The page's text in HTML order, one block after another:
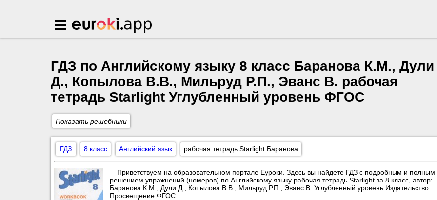
Euroki.app
ГДЗ по Английскому языку 8 класс Баранова К.М., Дули
Д., Копылова В.В., Мильруд Р.П., Эванс В. рабочая
тетрадь Starlight Углубленный уровень ФГОС
Показать решебники
ГДЗ 8 класс Английский язык рабочая тетрадь Starlight Баранова
Приветствуем на образовательном портале Еуроки. Здесь вы найдете ГДЗ с подробным и полным
решением упражнений (номеров) по Английскому языку рабочая тетрадь Starlight за 8 класс, автор:
Баранова К.М., Дули Д., Копылова В.В., Мильруд Р.П., Эванс В. Углубленный уровень Издательство:
Просвещение ФГОС